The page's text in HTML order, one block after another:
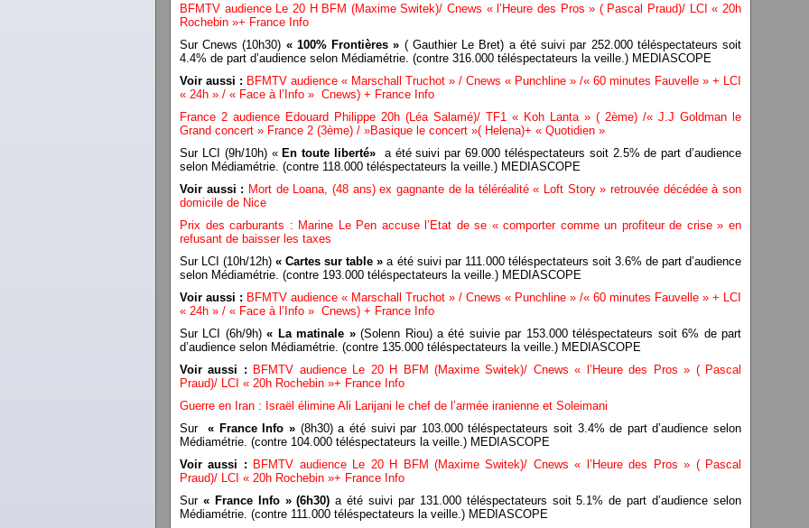
BFMTV audience Le 20 H BFM (Maxime Switek)/ Cnews « l’Heure des Pros » ( Pascal Praud)/ LCI « 20h
Rochebin »+ France Info
Sur Cnews (10h30) « 100% Frontières » ( Gauthier Le Bret) a été suivi par 252.000 téléspectateurs soit
4.4% de part d’audience selon Médiamétrie. (contre 316.000 téléspectateurs la veille.) MEDIASCOPE
Voir aussi : BFMTV audience « Marschall Truchot » / Cnews « Punchline » /« 60 minutes Fauvelle » + LCI
« 24h » / « Face à l’Info » Cnews) + France Info
France 2 audience Edouard Philippe 20h (Léa Salamé)/ TF1 « Koh Lanta » ( 2ème) /« J.J Goldman le
Grand concert » France 2 (3ème) / »Basique le concert »( Helena)+ « Quotidien »
Sur LCI (9h/10h) « En toute liberté» a été suivi par 69.000 téléspectateurs soit 2.5% de part d’audience
selon Médiamétrie. (contre 118.000 téléspectateurs la veille.) MEDIASCOPE
Voir aussi : Mort de Loana, (48 ans) ex gagnante de la téléréalité « Loft Story » retrouvée décédée à son
domicile de Nice
Prix des carburants : Marine Le Pen accuse l’Etat de se « comporter comme un profiteur de crise » en
refusant de baisser les taxes
Sur LCI (10h/12h)« Cartes sur table » a été suivi par 111.000 téléspectateurs soit 3.6% de part d’audience
selon Médiamétrie. (contre 193.000 téléspectateurs la veille.) MEDIASCOPE
Voir aussi : BFMTV audience « Marschall Truchot » / Cnews « Punchline » /« 60 minutes Fauvelle » + LCI
« 24h » / « Face à l’Info » Cnews) + France Info
Sur LCI (6h/9h)« La matinale »(Solenn Riou) a été suivie par 153.000 téléspectateurs soit 6% de part
d’audience selon Médiamétrie. (contre 135.000 téléspectateurs la veille.) MEDIASCOPE
Voir aussi : BFMTV audience Le 20 H BFM (Maxime Switek)/ Cnews « l’Heure des Pros » ( Pascal
Praud)/ LCI « 20h Rochebin »+ France Info
Guerre en Iran : Israël élimine Ali Larijani le chef de l’armée iranienne et Soleimani
Sur« France Info » (8h30) a été suivi par 103.000 téléspectateurs soit 3.4% de part d’audience selon
Médiamétrie. (contre 104.000 téléspectateurs la veille.) MEDIASCOPE
Voir aussi : BFMTV audience Le 20 H BFM (Maxime Switek)/ Cnews « l’Heure des Pros » ( Pascal
Praud)/ LCI « 20h Rochebin »+ France Info
Sur « France Info » (6h30)a été suivi par 131.000 téléspectateurs soit 5.1% de part d’audience selon
Médiamétrie. (contre 111.000 téléspectateurs la veille.) MEDIASCOPE